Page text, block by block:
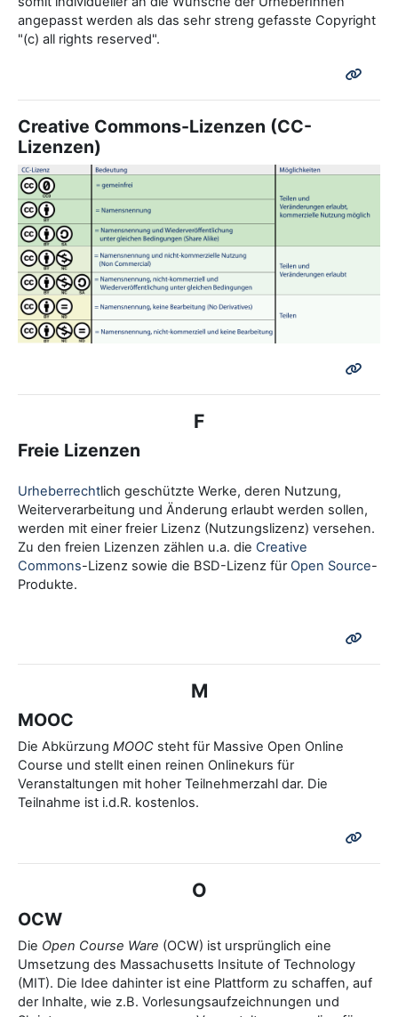
angepasst werden als das sehr streng gefasste Copyright
"(c) all rights reserved".
Creative Commons-Lizenzen (CC-
Lizenzen)
F
Freie Lizenzen
Urheberrechtlich geschützte Werke, deren Nutzung,
Weiterverarbeitung und Änderung erlaubt werden sollen,
werden mit einer freier Lizenz (Nutzungslizenz) versehen.
Zu den freien Lizenzen zählen u.a. die Creative
Commons-Lizenz sowie die BSD-Lizenz für Open Source-
Produkte.
M
MOOC
Die Abkürzung MOOC steht für Massive Open Online
Course und stellt einen reinen Onlinekurs für
Veranstaltungen mit hoher Teilnehmerzahl dar. Die
Teilnahme ist i.d.R. kostenlos.
O
OCW
Die Open Course Ware (OCW) ist ursprünglich eine
Umsetzung des Massachusetts Insitute of Technology
(MIT). Die Idee dahinter ist eine Plattform zu schaffen, auf
der Inhalte, wie z.B. Vorlesungsaufzeichnungen und